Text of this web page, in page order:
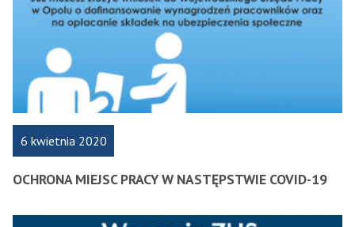
6 kwietnia 2020
OCHRONA MIEJSC PRACY W NASTĘPSTWIE COVID-19